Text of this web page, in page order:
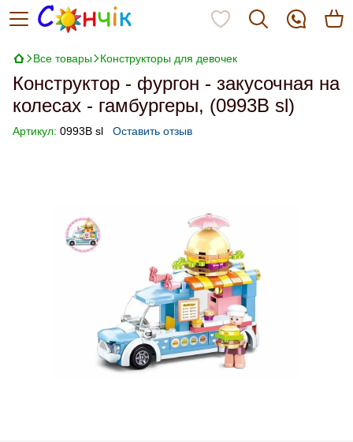
Все товары Конструкторы для девочек
Конструктор - фургон - закусочная на
колесах - гамбургеры, (0993B sl)
Артикул: 0993B sl Оставить отзыв